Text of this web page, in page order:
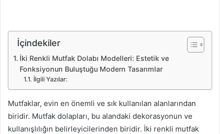
İçindekiler
İki Renkli Mutfak Dolabı Modelleri: Estetik ve
Fonksiyonun Buluştuğu Modern Tasarımlar
İlgili Yazılar:
Mutfaklar, evin en önemli ve sık kullanılan alanlarından
biridir. Mutfak dolapları, bu alandaki dekorasyonun ve
kullanışlılığın belirleyicilerinden biridir. İki renkli mutfak